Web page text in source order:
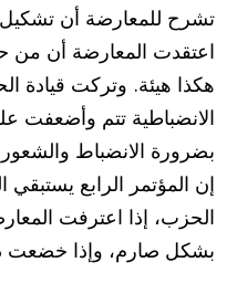
تشرح للمعارضة أن تشكيل
اعتقدت المعارضة أن من
هكذا هيئة. وتركت قيادة
الانضباطية تتم وأضعفت
بضرورة الانضباط
إن المؤتمر الرابع
الحزب، إذا اعترفت
بشكل صارم، وإذا خضعت